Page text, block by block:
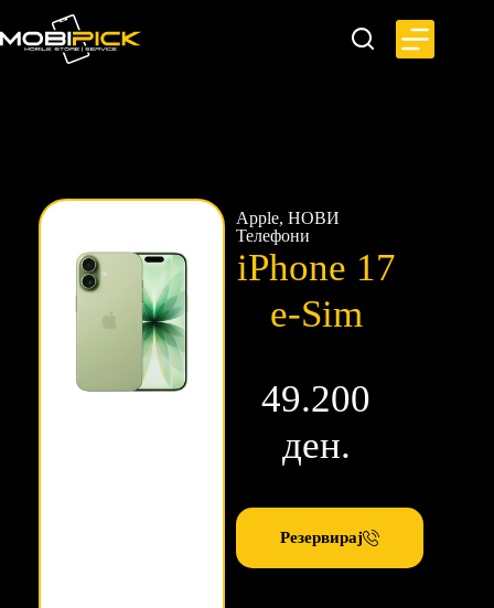
Apple, НОВИ
Телефони
iPhone 17
e-Sim
49.200
ден.
Резервирај